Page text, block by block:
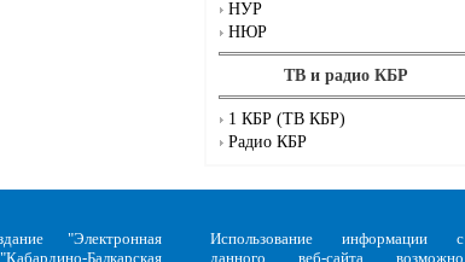
НУР
НЮР
ТВ и радио КБР
1 КБР (ТВ КБР)
Радио КБР
"Электронная
Балкарская
Использование информации с
данного веб-сайта возможно